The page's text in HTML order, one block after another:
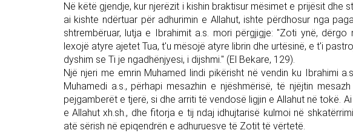
Në këtë gjendje, kur njerëzit i kishin braktisur mësimet e prijësit dhe
ai kishte ndërtuar për adhurimin e Allahut, ishte përdhosur nga
shtrembëruar, lutja e Ibrahimit a.s. mori përgjigje: "Zoti ynë,
lexojë atyre ajetet Tua, t'u mësojë atyre librin dhe urtësinë, e t'i
dyshim se Ti je ngadhënjyesi, i dijshmi." (El Bekare, 129).
Një njeri me emrin Muhamed lindi pikërisht në vendin ku Ibrahimi
Muhamedi a.s., përhapi mesazhin e njëshmërisë, të njëjtin
pejgamberët e tjerë, si dhe arriti të vendosë ligjin e Allahut në tokë.
e Allahut xh.sh., dhe fitorja e tij ndaj idhujtarisë kulmoi në
atë sërish në epiqendrën e adhuruesve të Zotit të vërtetë.